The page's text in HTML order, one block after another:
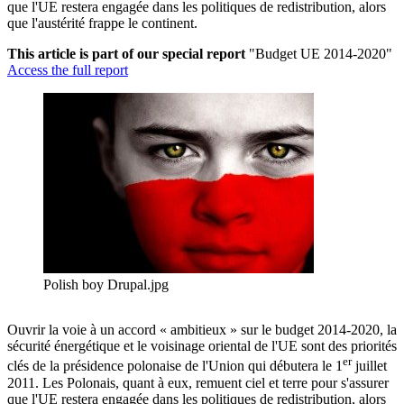
que l'UE restera engagée dans les politiques de redistribution, alors
que l'austérité frappe le continent.
This article is part of our special report "Budget UE 2014-2020"
Access the full report
Polish boy Drupal.jpg
Ouvrir la voie à un accord « ambitieux » sur le budget 2014-2020, la
sécurité énergétique et le voisinage oriental de l'UE sont des priorités
clés de la présidence polonaise de l'Union qui débutera le 1erjuillet
2011. Les Polonais, quant à eux, remuent ciel et terre pour s'assurer
que l'UE restera engagée dans les politiques de redistribution, alors